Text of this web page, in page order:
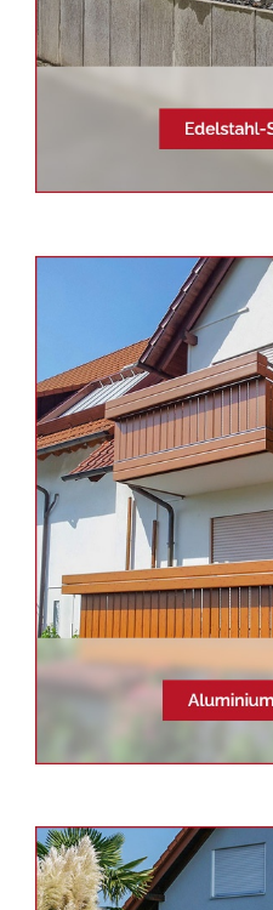
Siehe auch
Malsch -
Geländerbau,
Terrassendach,